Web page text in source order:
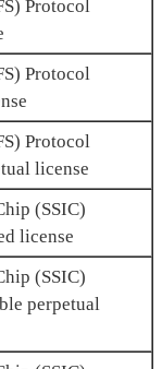
Protocol
Protocol
Protocol
license
(SSIC)
license
(SSIC)
perpetual